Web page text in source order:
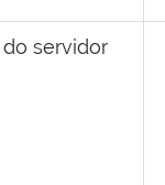
servidor